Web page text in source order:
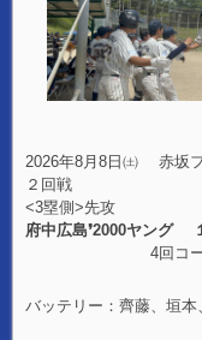
2026年8月8日㈯ 赤坂
２回戦
<3塁側>先
府中広島❜2000ヤング
4回コールド
バッテリー：齊藤、垣